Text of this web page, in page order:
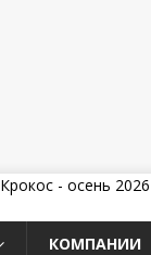
КОМПАНИИ